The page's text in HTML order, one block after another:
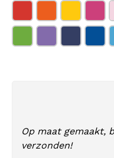
Op maat gemaakt,
verzonden!